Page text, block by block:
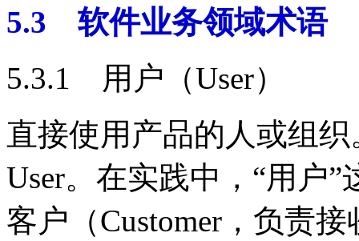
5.3 软件业务领域术语
5.3.1 用户（User）
直接使用产品的人或组
User。在实践中，“用户
客户（Customer，负责